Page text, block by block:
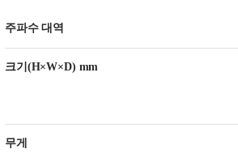
주파수 대역
크기(H×W×D) mm
무게